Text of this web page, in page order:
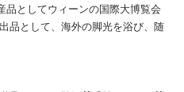
品としてウィーンの国際大博覧会
品として、海外の脚光を浴び、随